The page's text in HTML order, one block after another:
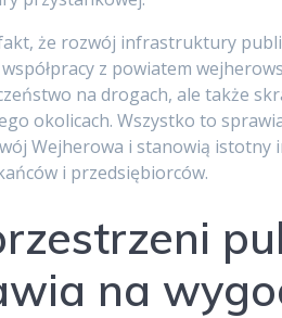
że rozwój infrastruktury
z powiatem
na drogach, ale także
okolicach. Wszystko to
Wejherowa i stanowią istotny
i przedsiębiorców.
na